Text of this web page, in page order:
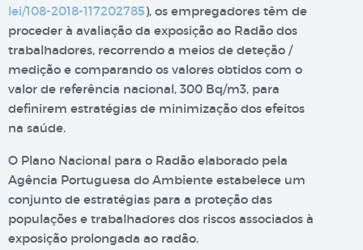
lei/108-2018-117202785), os empregadores têm de
proceder à avaliação da exposição ao Radão dos
trabalhadores, recorrendo a meios de deteção /
medição e comparando os valores obtidos com o
valor de referência nacional, 300 Bq/m3, para
definirem estratégias de minimização dos efeitos
na saúde.
O Plano Nacional para o Radão elaborado pela
Agência Portuguesa do Ambiente estabelece um
conjunto de estratégias para a proteção das
populações e trabalhadores dos riscos associados à
exposição prolongada ao radão.